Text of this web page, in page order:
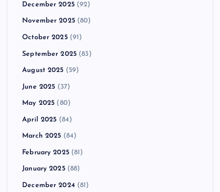
December 2025(92)
November 2025(80)
October 2025(91)
September 2025 (83)
August 2025 (59)
June 2025 (37)
May 2025 (80)
April 2025 (84)
March 2025 (84)
February 2025(81)
January 2025(88)
December 2024 (81)